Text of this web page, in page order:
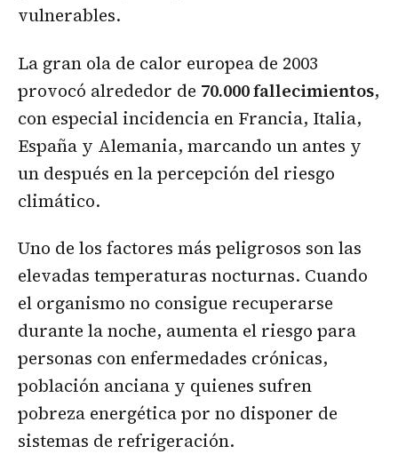
vulnerables.
La gran ola de calor europea de 2003
provocó alrededor de 70.000 fallecimientos,
con especial incidencia en Francia, Italia,
España y Alemania, marcando un antes y
un después en la percepción del riesgo
climático.
Uno de los factores más peligrosos son las
elevadas temperaturas nocturnas. Cuando
el organismo no consigue recuperarse
durante la noche, aumenta el riesgo para
personas con enfermedades crónicas,
población anciana y quienes sufren
pobreza energética por no disponer de
sistemas de refrigeración.